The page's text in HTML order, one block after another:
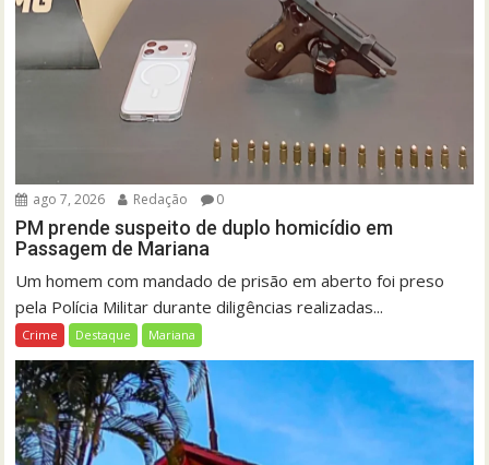
ago 7, 2026 Redação 0
PM prende suspeito de duplo homicídio em
Passagem de Mariana
Um homem com mandado de prisão em aberto foi preso
pela Polícia Militar durante diligências realizadas...
Crime Destaque Mariana